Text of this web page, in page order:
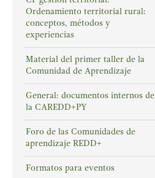
Ordenamiento territorial rural:
conceptos, métodos y
experiencias
Material del primer taller de la
Comunidad de Aprendizaje
General: documentos internos de
la CAREDD+PY
Foro de las Comunidades de
aprendizaje REDD+
Formatos para eventos